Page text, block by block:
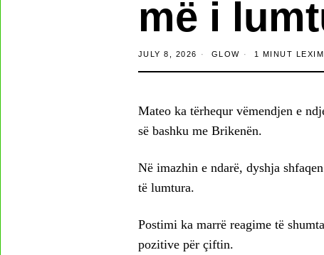
më i
JULY 8, 2026 GLOW 1 MINUT LEXIM
Mateo ka tërhequr vëmendjen e
së bashku me Brikenën.
Në imazhin e ndarë, dyshja
të lumtura.
Postimi ka marrë reagime të
pozitive për çiftin.